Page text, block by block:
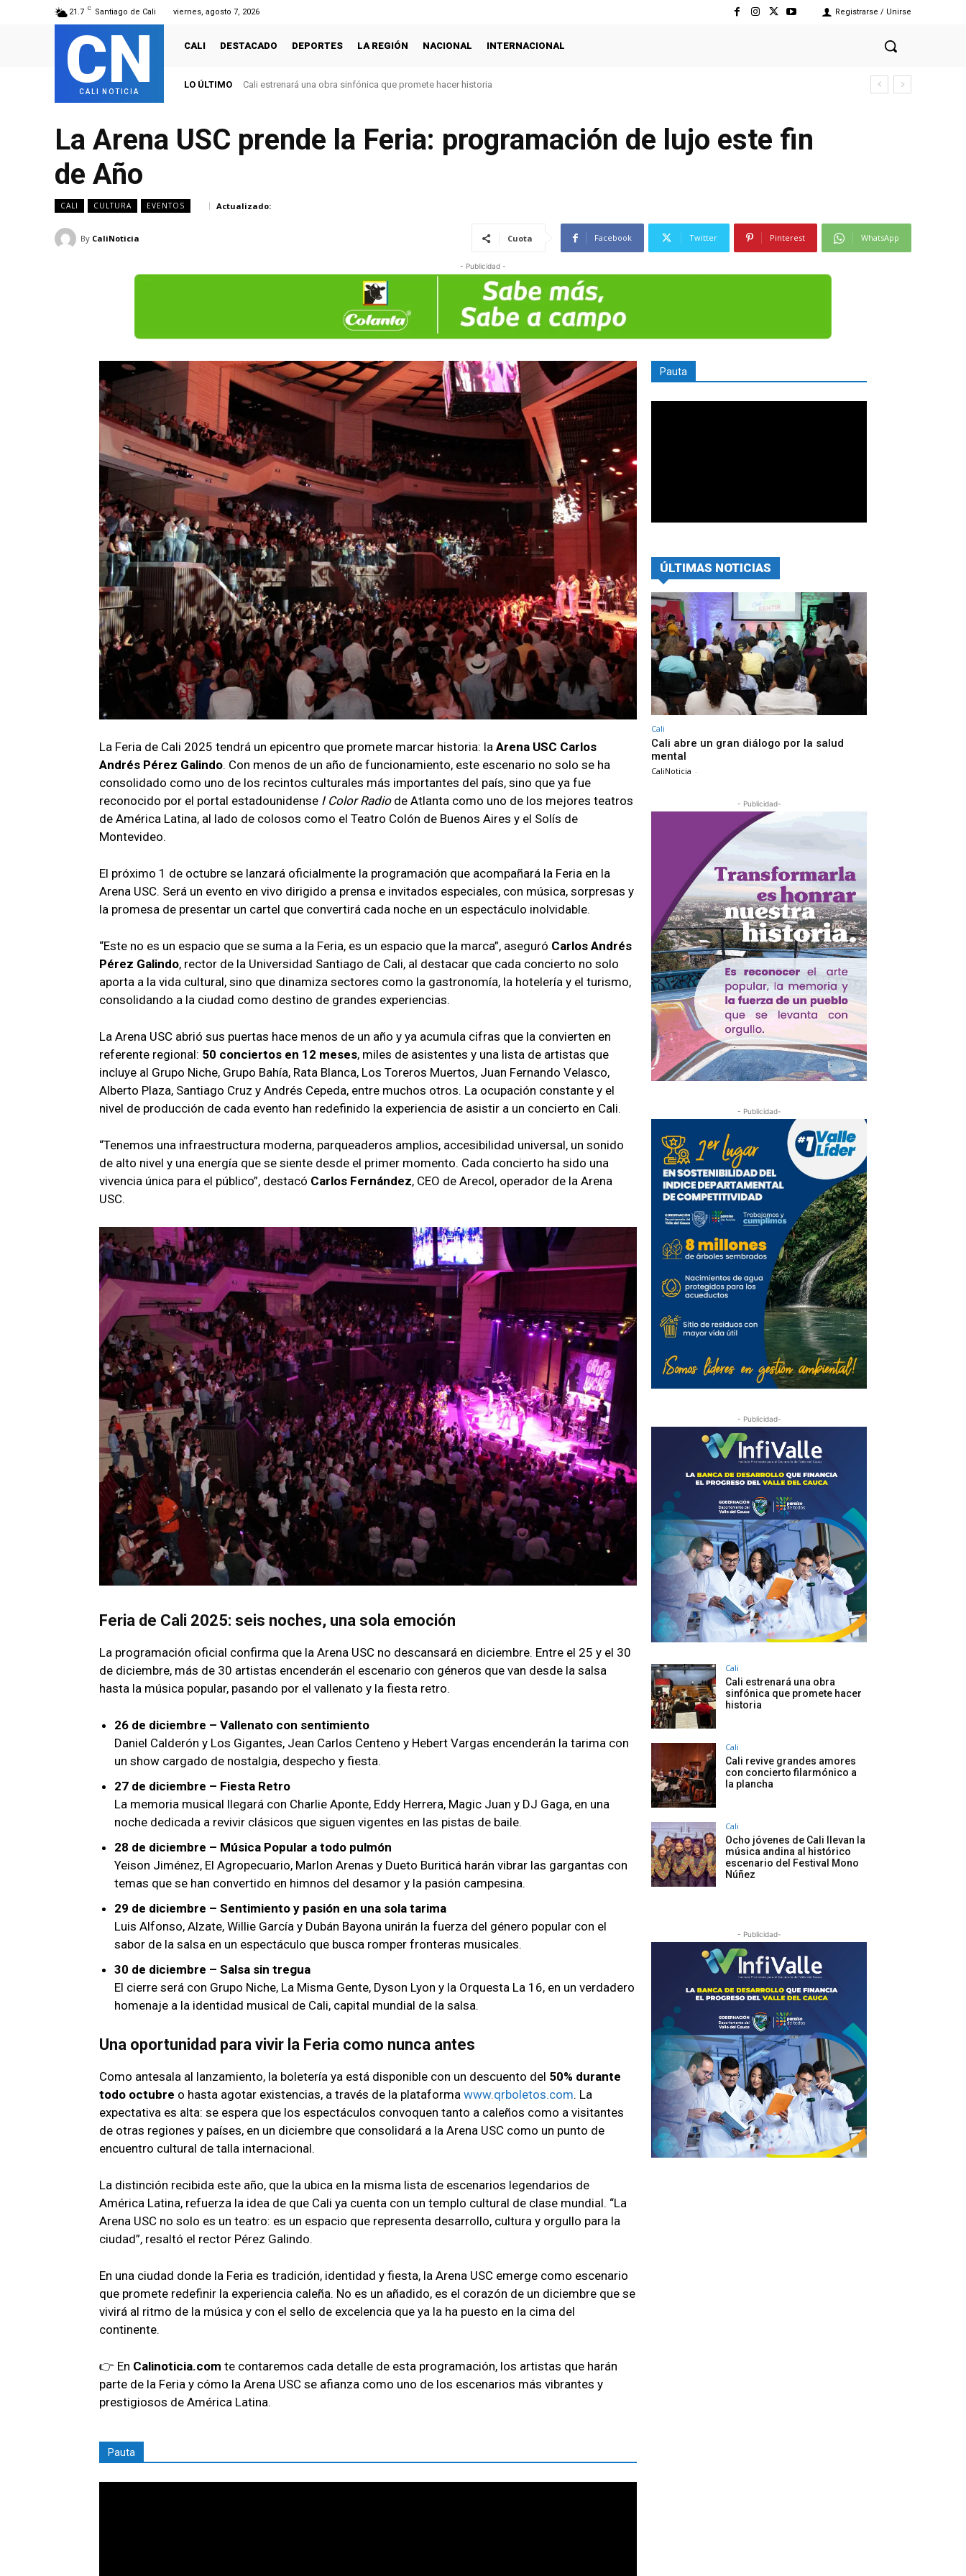
21.7 C Santiago de Cali viernes, agosto 7, 2026 Registrarse / Unirse
CN
CALI NOTICIA
CALI DESTACADO DEPORTES LA REGIÓN NACIONAL INTERNACIONAL
LO ÚLTIMO Cali revive grandes amores con concierto filarmónico a la plancha
La Arena USC prende la Feria: programación de lujo este fin
de Año
CALI CULTURA EVENTOS Actualizado:
By CaliNoticia Cuota Facebook Twitter Pinterest WhatsApp
- Publicidad -
La Feria de Cali 2025 tendrá un epicentro que promete marcar historia: la Arena USC Carlos
Andrés Pérez Galindo. Con menos de un año de funcionamiento, este escenario no solo se ha
consolidado como uno de los recintos culturales más importantes del país, sino que ya fue
reconocido por el portal estadounidense I Color Radiode Atlanta como uno de los mejores teatros
de América Latina, al lado de colosos como el Teatro Colón de Buenos Aires y el Solís de
Montevideo.
El próximo 1 de octubre se lanzará oficialmente la programación que acompañará la Feria en la
Arena USC. Será un evento en vivo dirigido a prensa e invitados especiales, con música, sorpresas y
la promesa de presentar un cartel que convertirá cada noche en un espectáculo inolvidable.
“Este no es un espacio que se suma a la Feria, es un espacio que la marca”, aseguró Carlos Andrés
Pérez Galindo, rector de la Universidad Santiago de Cali, al destacar que cada concierto no solo
aporta a la vida cultural, sino que dinamiza sectores como la gastronomía, la hotelería y el turismo,
consolidando a la ciudad como destino de grandes experiencias.
La Arena USC abrió sus puertas hace menos de un año y ya acumula cifras que la convierten en
referente regional: 50 conciertos en 12 meses, miles de asistentes y una lista de artistas que
incluye al Grupo Niche, Grupo Bahía, Rata Blanca, Los Toreros Muertos, Juan Fernando Velasco,
Alberto Plaza, Santiago Cruz y Andrés Cepeda, entre muchos otros. La ocupación constante y el
nivel de producción de cada evento han redefinido la experiencia de asistir a un concierto en Cali.
“Tenemos una infraestructura moderna, parqueaderos amplios, accesibilidad universal, un sonido
de alto nivel y una energía que se siente desde el primer momento. Cada concierto ha sido una
vivencia única para el público”, destacó Carlos Fernández, CEO de Arecol, operador de la Arena
USC.
Feria de Cali 2025: seis noches, una sola emoción
La programación oficial confirma que la Arena USC no descansará en diciembre. Entre el 25 y el 30
de diciembre, más de 30 artistas encenderán el escenario con géneros que van desde la salsa
hasta la música popular, pasando por el vallenato y la fiesta retro.
26 de diciembre – Vallenato con sentimiento
Daniel Calderón y Los Gigantes, Jean Carlos Centeno y Hebert Vargas encenderán la tarima con
un show cargado de nostalgia, despecho y fiesta.
27 de diciembre – Fiesta Retro
La memoria musical llegará con Charlie Aponte, Eddy Herrera, Magic Juan y DJ Gaga, en una
noche dedicada a revivir clásicos que siguen vigentes en las pistas de baile.
28 de diciembre – Música Popular a todo pulmón
Yeison Jiménez, El Agropecuario, Marlon Arenas y Dueto Buriticá harán vibrar las gargantas con
temas que se han convertido en himnos del desamor y la pasión campesina.
29 de diciembre – Sentimiento y pasión en una sola tarima
Luis Alfonso, Alzate, Willie García y Dubán Bayona unirán la fuerza del género popular con el
sabor de la salsa en un espectáculo que busca romper fronteras musicales.
30 de diciembre – Salsa sin tregua
El cierre será con Grupo Niche, La Misma Gente, Dyson Lyon y la Orquesta La 16, en un verdadero
homenaje a la identidad musical de Cali, capital mundial de la salsa.
Una oportunidad para vivir la Feria como nunca antes
Como antesala al lanzamiento, la boletería ya está disponible con un descuento del 50% durante
todo octubre o hasta agotar existencias, a través de la plataforma www.qrboletos.com. La
expectativa es alta: se espera que los espectáculos convoquen tanto a caleños como a visitantes
de otras regiones y países, en un diciembre que consolidará a la Arena USC como un punto de
encuentro cultural de talla internacional.
La distinción recibida este año, que la ubica en la misma lista de escenarios legendarios de
América Latina, refuerza la idea de que Cali ya cuenta con un templo cultural de clase mundial. “La
Arena USC no solo es un teatro: es un espacio que representa desarrollo, cultura y orgullo para la
ciudad”, resaltó el rector Pérez Galindo.
En una ciudad donde la Feria es tradición, identidad y fiesta, la Arena USC emerge como escenario
que promete redefinir la experiencia caleña. No es un añadido, es el corazón de un diciembre que se
vivirá al ritmo de la música y con el sello de excelencia que ya la ha puesto en la cima del
continente.
👉 En Calinoticia.com te contaremos cada detalle de esta programación, los artistas que harán
parte de la Feria y cómo la Arena USC se afianza como uno de los escenarios más vibrantes y
prestigiosos de América Latina.
Pauta
Pauta
ÚLTIMAS NOTICIAS
Cali
Cali abre un gran diálogo por la salud
mental
CaliNoticia -
- Publicidad-
- Publicidad-
- Publicidad-
Cali
Cali estrenará una obra
sinfónica que promete hacer
historia
Cali
Cali revive grandes amores
con concierto filarmónico a
la plancha
Cali
Ocho jóvenes de Cali llevan la
música andina al histórico
escenario del Festival Mono
Núñez
- Publicidad-